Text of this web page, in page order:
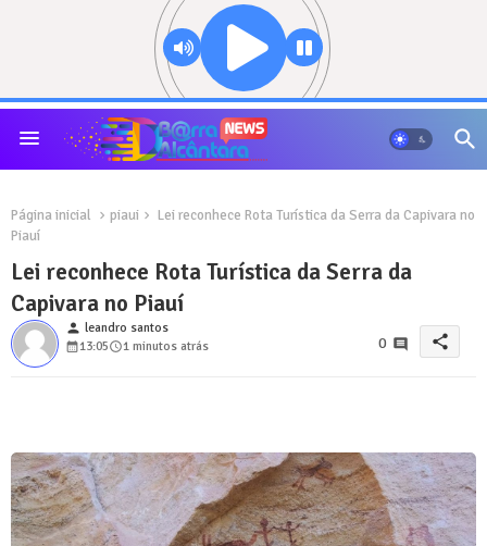
Página inicial piaui
Lei reconhece Rota Turística da Serra da Capivara no
Piauí
Lei reconhece Rota Turística da Serra da
Capivara no Piauí
person leandro santos
13:05
1 minutos atrás 0 share